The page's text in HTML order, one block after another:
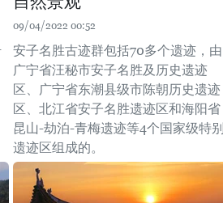
09/04/2022 00:52
安子名胜古迹群包括70多个遗迹，由
广宁省汪秘市安子名胜及历史遗迹
区、广宁省东潮县级市陈朝历史遗迹
区、北江省安子名胜遗迹区和海阳省
昆山-劫泊-青梅遗迹等4个国家级特
遗迹区组成的。